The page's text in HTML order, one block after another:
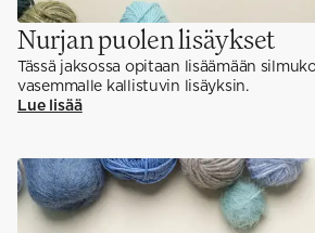
Nurjan puolen lisäykset
Tässä jaksossa opitaan lisäämään
vasemmalle kallistuvin lisäyksin.
Lue lisää